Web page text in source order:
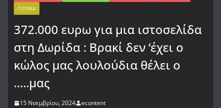
ΤΟΠΙΚΆ
372.000 ευρω για μια ιστοσελίδα
στη Δωρίδα : Βρακί δεν ‘έχει ο
κώλος μας λουλούδια θέλει ο
…..μας
15 Νοεμβρίου, 2024 econtent